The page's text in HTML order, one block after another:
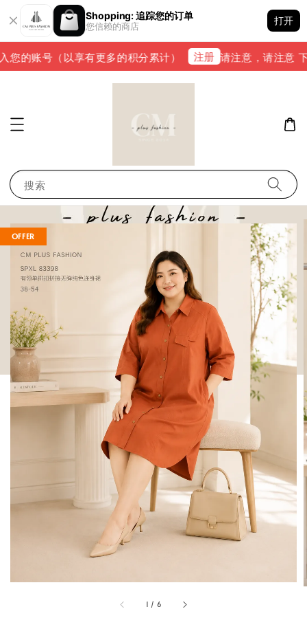
Shopping: 追踪您的订单
您信赖的商店
打开
的账号（以享有更多的积分累计） 注册 请注意，请注意 下
搜索
1 / 6
OFFER